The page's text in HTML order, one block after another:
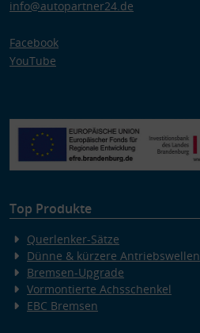
info@autopartner24.de
Facebook
YouTube
Top Produkte
Querlenker-Sätze
Dünne & kürzere Antriebswellen
Bremsen-Upgrade
Vormontierte Achsschenkel
EBC Bremsen